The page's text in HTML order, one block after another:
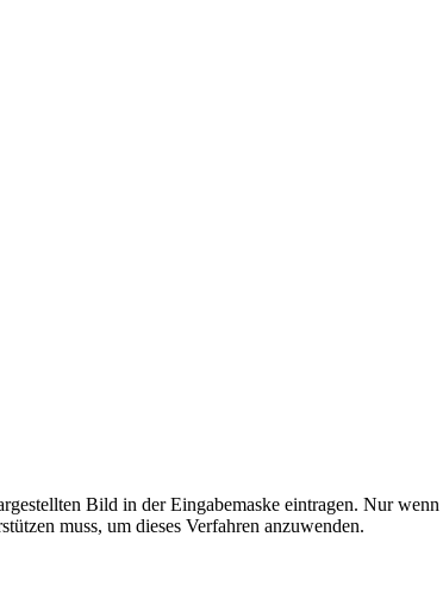
Bild in der Eingabemaske eintragen. Nur
muss, um dieses Verfahren anzuwenden.